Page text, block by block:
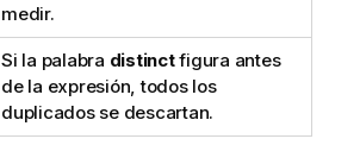
medir.
Si la palabra distinctfigura antes
de la expresión, todos los
duplicados se descartan.